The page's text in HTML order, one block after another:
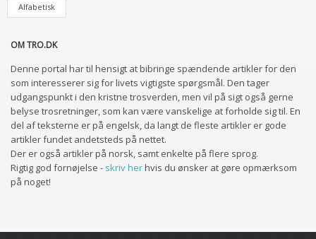
Alfabetisk
OM TRO.DK
Denne portal har til hensigt at bibringe spændende artikler for den
som interesserer sig for livets vigtigste spørgsmål. Den tager
udgangspunkt i den kristne trosverden, men vil på sigt også gerne
belyse trosretninger, som kan være vanskelige at forholde sig til. En
del af teksterne er på engelsk, da langt de fleste artikler er gode
artikler fundet andetsteds på nettet.
Der er også artikler på norsk, samt enkelte på flere sprog.
Rigtig god fornøjelse - skriv herhvis du ønsker at gøre opmærksom
på noget!